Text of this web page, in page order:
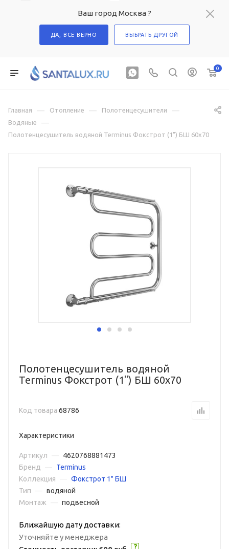
Ваш город Москва ?
ДА, ВСЕ ВЕРНО ВЫБРАТЬ ДРУГОЙ
0
Главная — Отопление — Полотенцесушители —
Водяные —
Полотенцесушитель водяной Terminus Фокстрот (1") БШ 60х70
Полотенцесушитель водяной
Terminus Фокстрот (1") БШ 60х70
Код товара 68786
Характеристики
Артикул
4620768881473
Бренд
Terminus
Коллекция
Фокстрот 1" БШ
Тип
водяной
Монтаж
подвесной
Ближайшую дату доставки:
Уточняйте у менеджера